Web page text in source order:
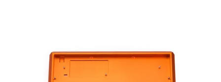
PRIVACIDAD